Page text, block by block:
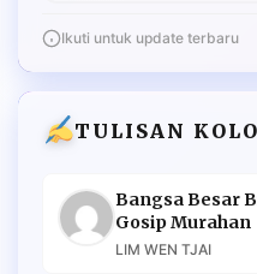
Ikuti untuk update terbaru
TULISAN
Bangsa Besar
Gosip Murahan
LIM WEN TJAI